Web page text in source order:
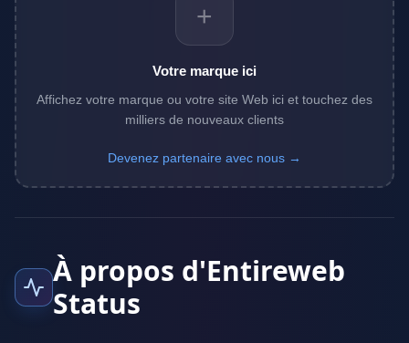
+
Votre marque ici
Affichez votre marque ou votre site Web ici et touchez des
milliers de nouveaux clients
Devenez partenaire avec nous →
À propos d'Entireweb
Status